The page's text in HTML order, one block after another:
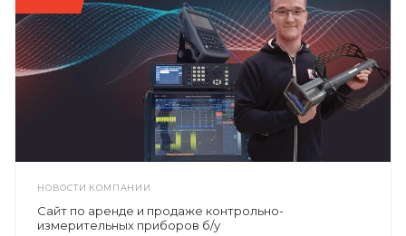
НОВОСТИ КОМПАНИИ
Сайт по аренде и продаже контрольно-
измерительных приборов б/у